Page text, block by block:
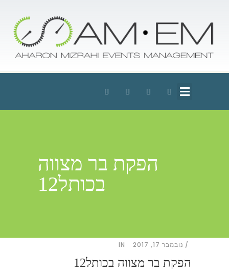
הפקת בר מצווה
בכותל12
נובמבר 17, 2017 IN
הפקת בר מצווה בכותל12